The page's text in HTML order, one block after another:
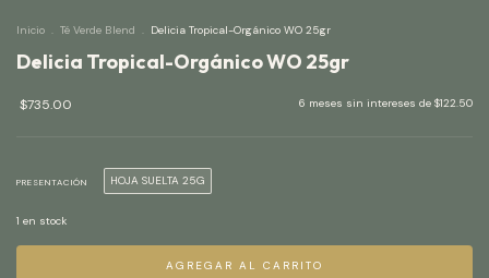
Inicio . Té Verde Blend . Delicia Tropical-Orgánico WO 25gr
Delicia Tropical-Orgánico WO 25gr
$735.00 6 meses sin intereses de $122.50
PRESENTACIÓN HOJA SUELTA 25G
1 en stock